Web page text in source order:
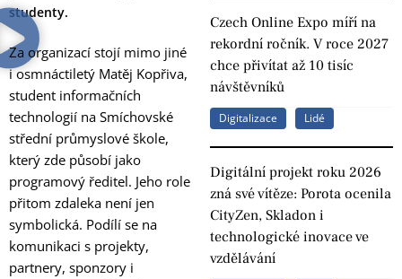
studenty.
Za organizací stojí mimo jiné
i osmnáctiletý Matěj Kopřiva,
student informačních
technologií na Smíchovské
střední průmyslové škole,
který zde působí jako
programový ředitel. Jeho role
přitom zdaleka není jen
symbolická. Podílí se na
komunikaci s projekty,
partnery, sponzory i
Czech Online Expo míří na
rekordní ročník. V roce 2027
chce přivítat až 10 tisíc
návštěvníků
Digitalizace Lidé
Digitální projekt roku 2026
zná své vítěze: Porota ocenila
CityZen, Skladon i
technologické inovace ve
vzdělávání